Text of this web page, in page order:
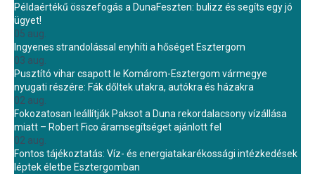
Példaértékű összefogás a DunaFeszten: bulizz és segíts egy jó
ügyet!
05 aug.
Ingyenes strandolással enyhíti a hőséget Esztergom
03 aug.
Pusztító vihar csapott le Komárom-Esztergom vármegye
nyugati részére: Fák dőltek utakra, autókra és házakra
02 aug.
Fokozatosan leállítják Paksot a Duna rekordalacsony vízállása
miatt – Robert Fico áramsegítséget ajánlott fel
02 aug.
Fontos tájékoztatás: Víz- és energiatakarékossági intézkedések
léptek életbe Esztergomban